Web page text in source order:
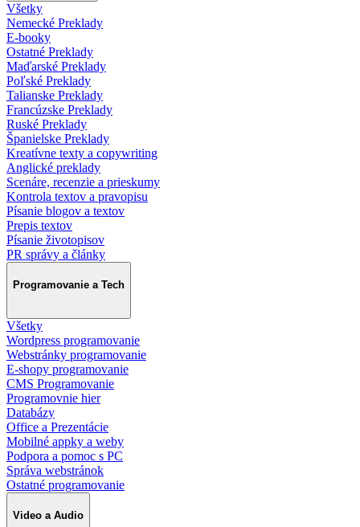
Všetky
Nemecké Preklady
E-booky
Ostatné Preklady
Maďarské Preklady
Poľské Preklady
Talianske Preklady
Francúzske Preklady
Ruské Preklady
Španielske Preklady
Kreatívne texty a copywriting
Anglické preklady
Scenáre, recenzie a prieskumy
Kontrola textov a pravopisu
Písanie blogov a textov
Prepis textov
Písanie životopisov
PR správy a články
Programovanie a Tech
Všetky
Wordpress programovanie
Webstránky programovanie
E-shopy programovanie
CMS Programovanie
Programovnie hier
Databázy
Office a Prezentácie
Mobilné appky a weby
Podpora a pomoc s PC
Správa webstránok
Ostatné programovanie
Video a Audio